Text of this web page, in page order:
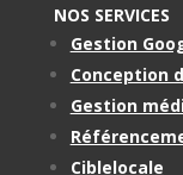
NOS SERVICES
Gestion
Conception
Gestion
Ciblelocale